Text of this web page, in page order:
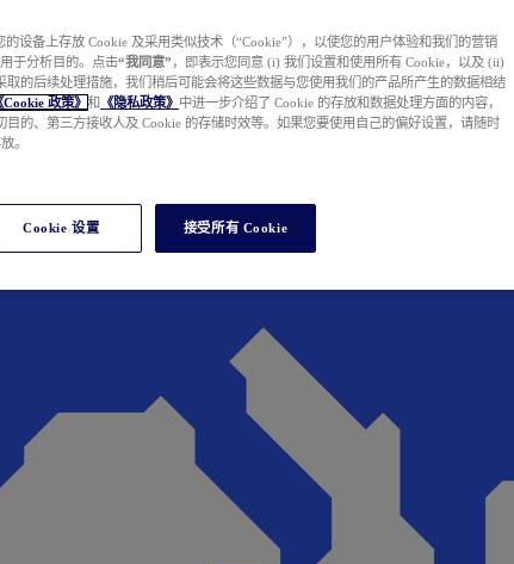
的设备上存放 Cookie 及采用类似技术（“Cookie”），以使您的用户体验和我们的营销
于分析目的。点击“我同意” ，即表示您同意 (i) 我们设置和使用所有 Cookie，以及 (ii)
取的后续处理措施，我们稍后可能会将这些数据与您使用我们的产品所产生的数据相结
Cookie 政策》 和 《隐私政策》 中进一步介绍了 Cookie 的存放和数据处理方面的内容，
目的、第三方接收人及 Cookie 的存储时效等。如果您要使用自己的偏好设置，请随时
。
Cookie 设置 接受所有 Cookie